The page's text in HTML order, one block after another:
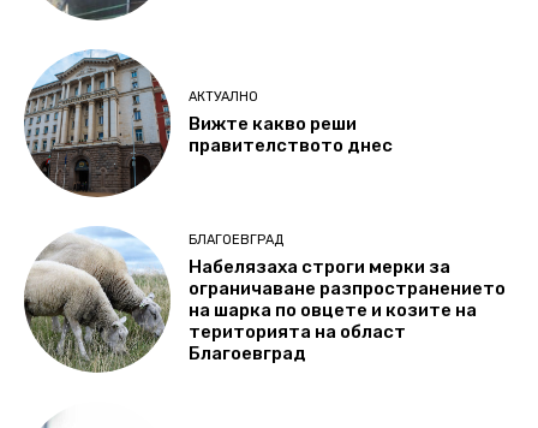
АКТУАЛНО
Вижте какво реши
правителството днес
БЛАГОЕВГРАД
Набелязаха строги мерки за
ограничаване разпространението
на шарка по овцете и козите на
територията на област
Благоевград